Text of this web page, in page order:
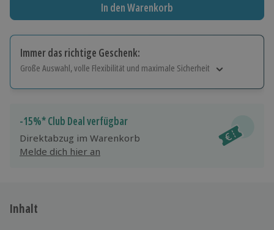
In den Warenkorb
Immer das richtige Geschenk:
Große Auswahl, volle Flexibilität und maximale Sicherheit
Jeder Gutschein für alle Erlebnisse einlösbar.
Maximale Sicherheit
10 Jahre gültig & verlängerbar.
-15%* Club Deal verfügbar
Direktabzug im Warenkorb
Melde dich hier an
Inhalt